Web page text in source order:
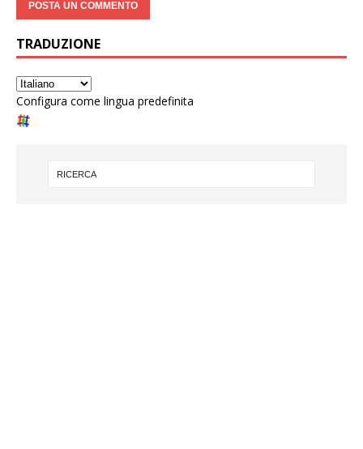
TRADUZIONE
Configura come lingua predefinita